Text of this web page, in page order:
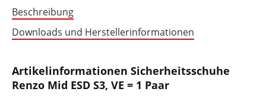
Beschreibung
Downloads und Herstellerinformationen
Artikelinformationen Sicherheitsschuhe
Renzo Mid ESD S3, VE = 1 Paar